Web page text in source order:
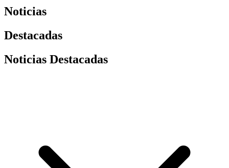
Noticias
Destacadas
Noticias Destacadas